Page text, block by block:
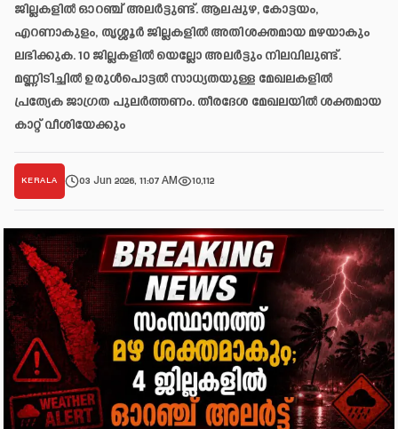
ജില്ലകളിൽ ഓറഞ്ച് അലർട്ടുണ്ട്. ആലപ്പുഴ, കോട്ടയം,
എറണാകുളം, തൃശ്ശൂർ ജില്ലകളിൽ അതിശക്തമായ മഴയാകും
ലഭിക്കുക. 10 ജില്ലകളിൽ യെല്ലോ അലർട്ടും നിലവിലുണ്ട്.
മണ്ണിടിച്ചിൽ ഉരുൾപൊട്ടൽ സാധ്യതയുള്ള മേഖലകളിൽ
പ്രത്യേക ജാഗ്രത പുലർത്തണം. തീരദേശ മേഖലയിൽ ശക്തമായ
കാറ്റ് വീശിയേക്കും
KERALA 03 Jun 2026, 11:07 AM 10,112